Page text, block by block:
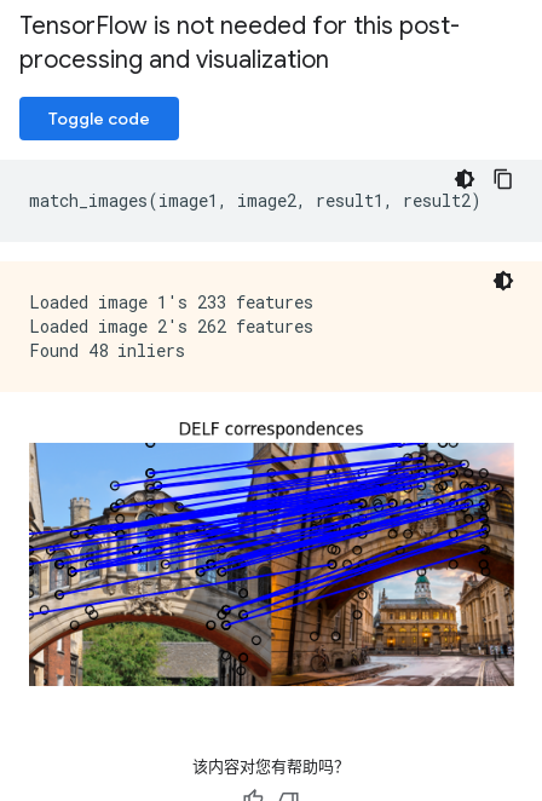
TensorFlow is not needed for this post-
processing and visualization
Toggle code
match_images(image1 , image2, result1 , result2)
Loaded image 1's 233 features
Loaded image 2's 262 features
该内容对您有帮助吗？